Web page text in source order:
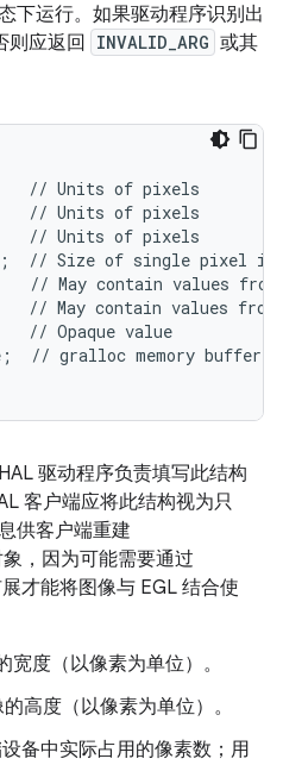
下运行。如果驱动程序识别出
则应返回
INVALID_ARG 或其
// Units of pixels
// Units of pixels
// Units of pixels
// Size of single pixel in
// May contain values
// May contain values
// Opaque value
// gralloc memory buffer
驱动程序负责填写此结构
客户端应将此结构视为只
供客户端重建
，因为可能需要通过
才能将图像与 EGL 结合使
宽度（以像素为单位）。
的高度（以像素为单位）。
设备中实际占用的像素数；用